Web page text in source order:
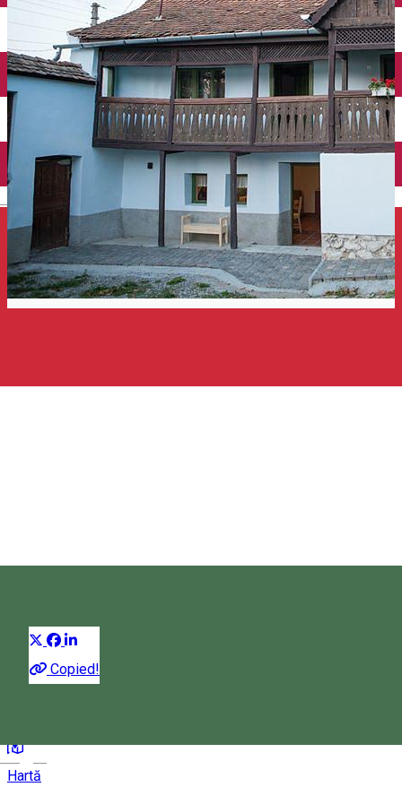
English
Magyar
Închirieri auto
Închirieri de biciclete
Copied!
Hartă